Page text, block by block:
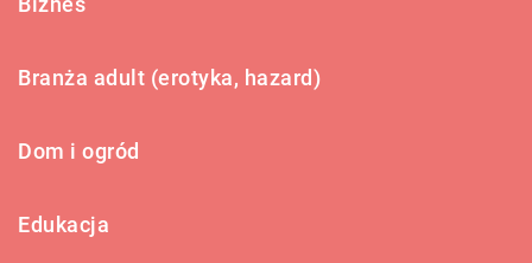
Branża adult (erotyka, hazard)
Dom i ogród
Edukacja